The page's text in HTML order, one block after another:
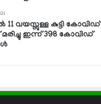
11 വയസ്സുള്ള കുട്ടി കോവിഡ്
മരിച്ചു ഇന്ന് 398 കോവിഡ്